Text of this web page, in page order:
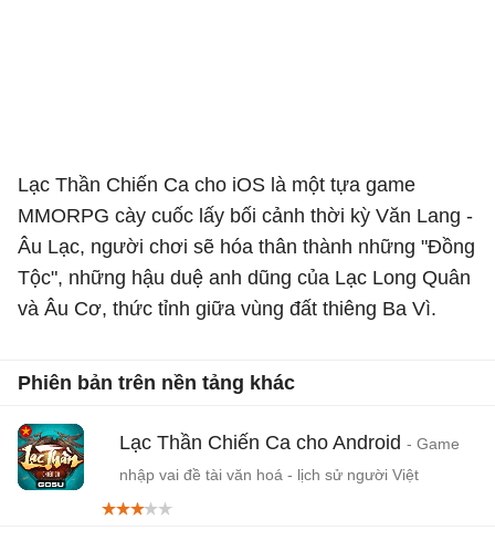
Lạc Thần Chiến Ca cho iOS là một tựa game
MMORPG cày cuốc lấy bối cảnh thời kỳ Văn Lang -
Âu Lạc, người chơi sẽ hóa thân thành những "Đồng
Tộc", những hậu duệ anh dũng của Lạc Long Quân
và Âu Cơ, thức tỉnh giữa vùng đất thiêng Ba Vì.
Phiên bản trên nền tảng khác
Lạc Thần Chiến Ca cho Android - Game
nhập vai đề tài văn hoá - lịch sử người Việt